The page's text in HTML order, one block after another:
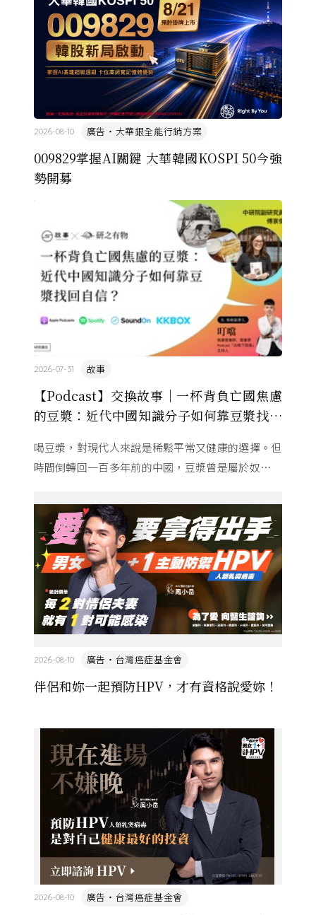
009829掌握AI關鍵 大華韓國KOSPI 50今強
勢開募
廣告・大華銀全能行銷方案
2026-08-10
【Podcast】交換故事｜一杯背負亡國焦慮
的豆漿：近代中國知識分子如何靠豆漿找回
故事
2026-07-31
喝豆漿，對現代人來說是稀鬆平常又健康的選擇。但
時間倒轉回一百多年前的中國，豆漿曾是屬於奴僕、
識份子口中攸關「救 ...
伴侶和妳一起預防HPV，才有資格說愛妳！
廣告・台灣癌症基金會
2026-08-10
廣告・台灣癌症基金會
2026-08-10